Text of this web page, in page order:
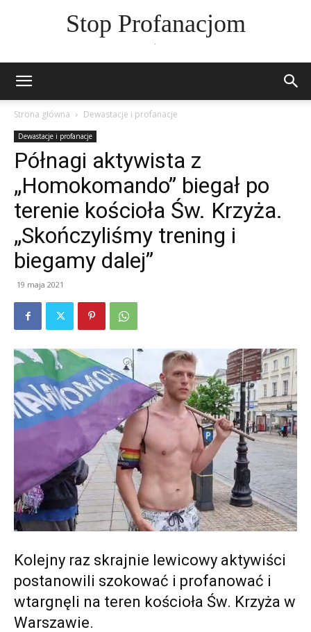
Stop Profanacjom
Strona główna Dewastacje i profanacje
Dewastacje i profanacje
Półnagi aktywista z
„Homokomando” biegał po
terenie kościoła Św. Krzyża.
„Skończyliśmy trening i
biegamy dalej”
19 maja 2021
Kolejny raz skrajnie lewicowy aktywiści
postanowili szokować i profanować i
wtargnęli na teren kościoła Św. Krzyża w
Warszawie.